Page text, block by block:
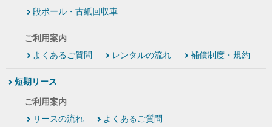
段ボール・古紙回収車
ご利用案内
よくあるご質問
レンタルの流れ 補償制度・規約
短期リース
ご利用案内
リースの流れ
よくあるご質問